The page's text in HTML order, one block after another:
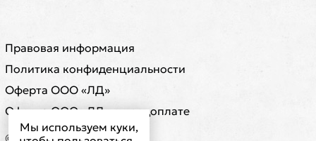
Правовая информация
Политика конфиденциальности
Оферта ООО «ЛД»
Оферта ООО «ЛД» о предоплате
© ООО "ЛД"
Мы используем куки,